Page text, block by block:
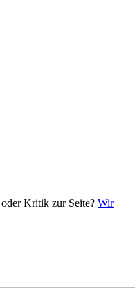
Kritik zur Seite? Wir